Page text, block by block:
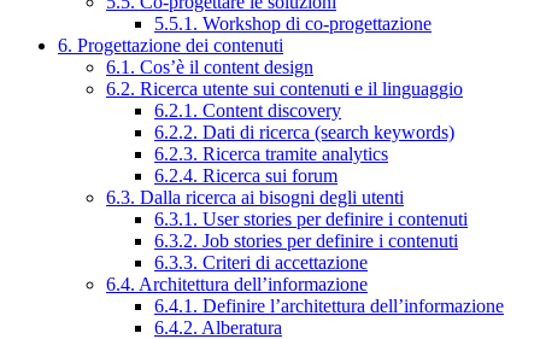
5.5.1. Workshop di co-progettazione
6. Progettazione dei contenuti
6.1. Cos’è il content design
6.2. Ricerca utente sui contenuti e il linguaggio
6.2.1. Content discovery
6.2.2. Dati di ricerca (search keywords)
6.2.3. Ricerca tramite analytics
6.2.4. Ricerca sui forum
6.3. Dalla ricerca ai bisogni degli utenti
6.3.1. User stories per definire i contenuti
6.3.2. Job stories per definire i contenuti
6.3.3. Criteri di accettazione
6.4. Architettura dell’informazione
6.4.1. Definire l’architettura dell’informazione
6.4.2. Alberatura